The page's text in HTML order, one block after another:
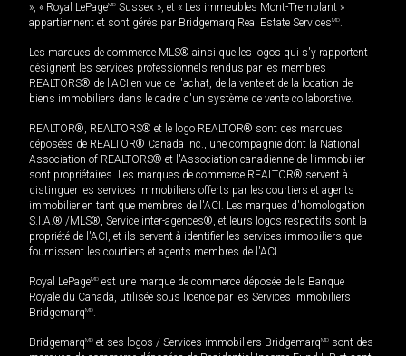
», « Royal LePageMD Sussex », et « Les immeubles Mont-Tremblant »
appartiennent et sont gérés par Bridgemarq Real Estate ServicesMD.
Les marques de commerce MLS® ainsi que les logos qui s'y rapportent
désignent les services professionnels rendus par les membres
REALTORS® de l'ACI en vue de l'achat, de la vente et de la location de
biens immobiliers dans le cadre d'un système de vente collaborative.
REALTOR®, REALTORS® et le logo REALTOR® sont des marques
déposées de REALTOR® Canada Inc., une compagnie dont la National
Association of REALTORS® et l'Association canadienne de l’immobilier
sont propriétaires. Les marques de commerce REALTOR® servent à
distinguer les services immobiliers offerts par les courtiers et agents
immobilier en tant que membres de l'ACI. Les marques d'homologation
S.I.A.® /MLS®, Service inter-agences®, et leurs logos respectifs sont la
propriété de l'ACI, et ils servent à identifier les services immobiliers que
fournissent les courtiers et agents membres de l'ACI.
Royal LePageMD est une marque de commerce déposée de la Banque
Royale du Canada, utilisée sous licence par les Services immobiliers
BridgemarqMD.
BridgemarqMD et ses logos / Services immobiliers BridgemarqMD sont des